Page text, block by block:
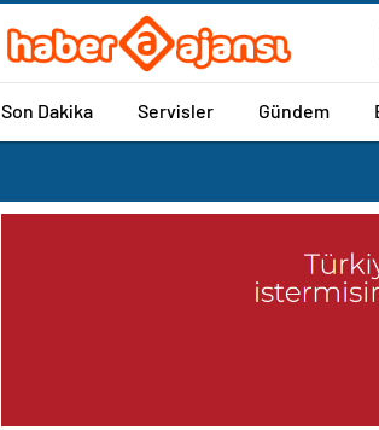
Son Dakika Servisler Gündem